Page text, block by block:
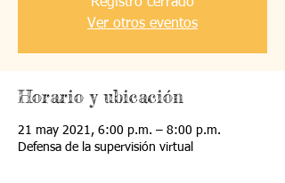
Ver otros eventos
Horario y ubicación
21 may 2021, 6:00 p.m. – 8:00 p.m.
Defensa de la supervisión virtual